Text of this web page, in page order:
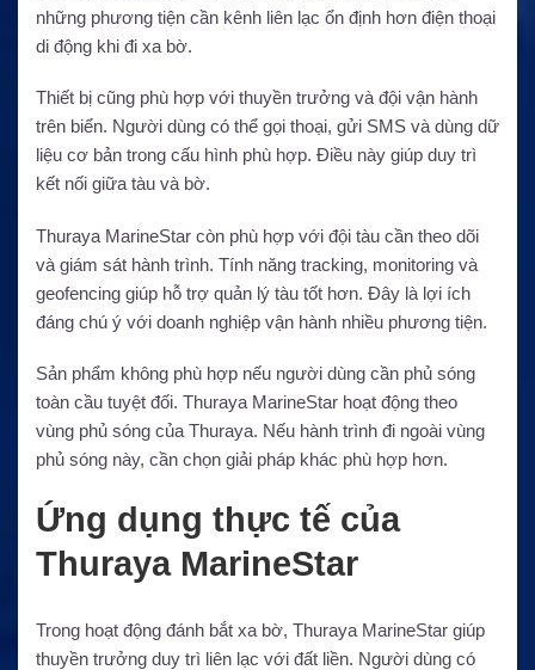
những phương tiện cần kênh liên lạc ổn định hơn điện thoại
di động khi đi xa bờ.
Thiết bị cũng phù hợp với thuyền trưởng và đội vận hành
trên biển. Người dùng có thể gọi thoại, gửi SMS và dùng dữ
liệu cơ bản trong cấu hình phù hợp. Điều này giúp duy trì
kết nối giữa tàu và bờ.
Thuraya MarineStar còn phù hợp với đội tàu cần theo dõi
và giám sát hành trình. Tính năng tracking, monitoring và
geofencing giúp hỗ trợ quản lý tàu tốt hơn. Đây là lợi ích
đáng chú ý với doanh nghiệp vận hành nhiều phương tiện.
Sản phẩm không phù hợp nếu người dùng cần phủ sóng
toàn cầu tuyệt đối. Thuraya MarineStar hoạt động theo
vùng phủ sóng của Thuraya. Nếu hành trình đi ngoài vùng
phủ sóng này, cần chọn giải pháp khác phù hợp hơn.
Ứng dụng thực tế của
Thuraya MarineStar
Trong hoạt động đánh bắt xa bờ, Thuraya MarineStar giúp
thuyền trưởng duy trì liên lạc với đất liền. Người dùng có